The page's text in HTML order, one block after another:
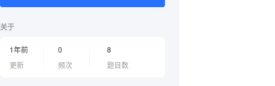
关于
1年前
更新
0
频次
8
题目数